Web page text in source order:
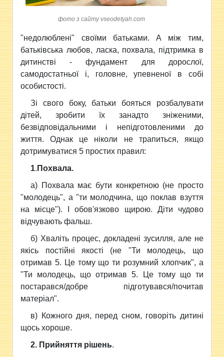
фото з сайту vseodetyah.com
"недолюблені" своїми батьками. А між тим,
батьківська любов, ласка, похвала, підтримка в
дитинстві - фундамент для дорослої,
самодостатньої і, головне, упевненої в собі
особистості.
Зі свого боку, батьки бояться розбалувати
дітей, зробити їх занадто зніженими,
безвідповідальними і непідготовленими до
життя. Однак це ніколи не трапиться, якщо
дотримуватися 5 простих правил:
1. Похвала.
а) Похвала має бути конкретною (не просто
"молодець", а "ти молодчина, що поклав взуття
на місце"). І обов'язково щирою. Діти чудово
відчувають фальш.
б) Хваліть процес, докладені зусилля, але не
якісь постійні якості (не "Ти молодець, що
отримав 5. Це тому що ти розумний хлопчик", а
"Ти молодець, що отримав 5. Це тому що ти
постарався/добре підготувався/почитав
матеріал".
в) Кожного дня, перед сном, говоріть дитині
щось хороше.
2. Прийняття рішень.